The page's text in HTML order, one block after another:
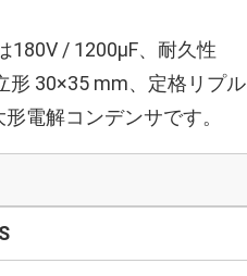
180V / 1200µF、耐久性
30×35 mm、定格リプ
電解コンデンサです。